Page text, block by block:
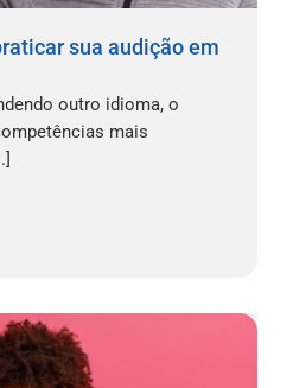
sua audição em
outro idioma, o
mais